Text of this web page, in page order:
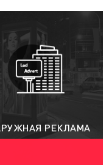
ролик
требованиям
проверяется как
так и юристами
в
вносятся
и
замечаний;
после создания и
формируется
РЕКЛАМА